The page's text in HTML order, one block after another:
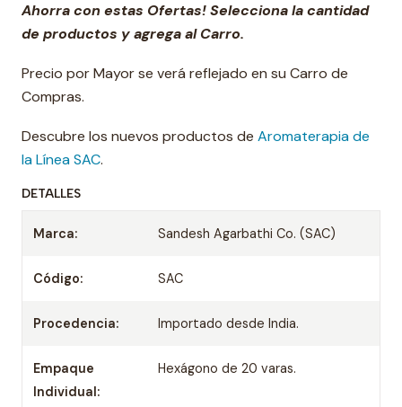
Ahorra con estas Ofertas! Selecciona la cantidad
de productos y agrega al Carro.
Precio por Mayor se verá reflejado en su Carro de
Compras.
Descubre los nuevos productos de Aromaterapia de
la Línea SAC.
DETALLES
Marca: Sandesh Agarbathi Co. (SAC)
Código: SAC
Procedencia: Importado desde India.
Empaque
Individual:
Hexágono de 20 varas.